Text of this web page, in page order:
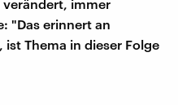
immer
"Das erinnert an
ist Thema in dieser Folge